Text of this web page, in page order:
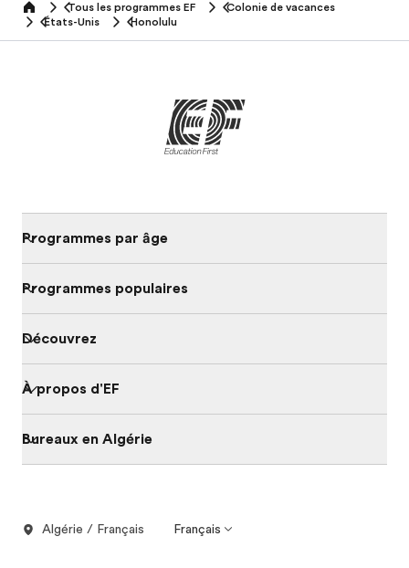
home Tous les programmes EF
Colonie de vacances
États-Unis
Honolulu
Programmes par âge
Programmes populaires
Découvrez
À propos d'EF
Bureaux en Algérie
Algérie / Français Français